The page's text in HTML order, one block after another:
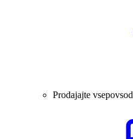
Prodajajte vsepovsod